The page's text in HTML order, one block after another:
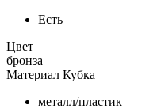
Есть
Цвет
бронза
Материал Кубка
металл/пластик